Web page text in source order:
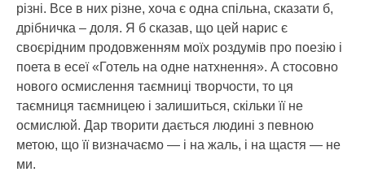
різні. Все в них різне, хоча є одна спільна, сказати б,
дрібничка – доля. Я б сказав, що цей нарис є
своєрідним продовженням моїх роздумів про поезію і
поета в есеї «Готель на одне натхнення». А стосовно
нового осмислення таємниці творчости, то ця
таємниця таємницею і залишиться, скільки її не
осмислюй. Дар творити дається людині з певною
метою, що її визначаємо — і на жаль, і на щастя — не
ми.